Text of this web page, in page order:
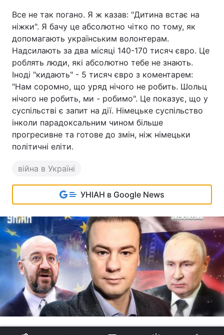
Все не так погано. Я ж казав: "Дитина встає на
ніжки". Я бачу це абсолютно чітко по тому, як
допомагають українським волонтерам.
Надсилають за два місяці 140-170 тисяч євро. Це
роблять люди, які абсолютно тебе не знають.
Іноді "кидають" - 5 тисяч євро з коментарем:
"Нам соромно, що уряд нічого не робить. Шольц
нічого не робить, ми - робимо". Це показує, що у
суспільстві є запит на дії. Німецьке суспільство
інколи парадоксальним чином більше
прогресивне та готове до змін, ніж німецьки
політичні еліти.
війна в Україні
УНІАН в Google News